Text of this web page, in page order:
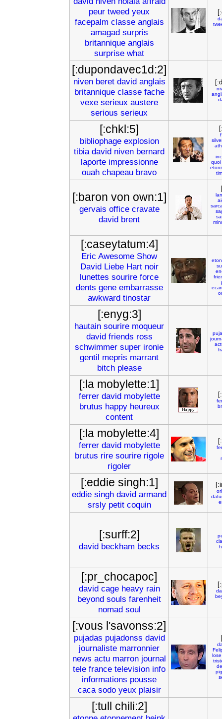
peur tweed yeux
facepalm classe anglais
amagad surpris
britannique anglais
surprise what
[:dupondavec1d:2]
niven beret david anglais
britannique classe fache
vexe serieux austere
serious serieux
[:chkl:5]
bibliophage explosion
tibia david niven bernard
laporte impressionne
ouah chapeau bravo
quoi
[:baron von own:1]
gervais office cravate
david brent
[:caseytatum:4]
Eric Awesome Show
David Liebe Hart noir
lunettes sourire force
dents gene embarrasse
awkward tinostar
[:enyg:3]
hautain sourire moqueur
david friends ross
schwimmer super ironie
gentil mepris marrant
bitch please
[:la mobylette:1]
ferrer david mobylette
brutus happy heureux
content
[:la mobylette:4]
ferrer david mobylette
brutus rire sourire rigole
rigoler
[:eddie singh:1]
eddie singh david armand
srsly petit coquin
[:surff:2]
david beckham becks
[:pr_chocapoc]
david cage heavy rain
beyond souls farenheit
nomad soul
[:vous l'savonss:2]
pujadas pujadonss david
journaliste marronnier
news actu marron journal
tele france television info
informations pousse
caca sodo yeux plaisir
lose
[:tull chili:2]